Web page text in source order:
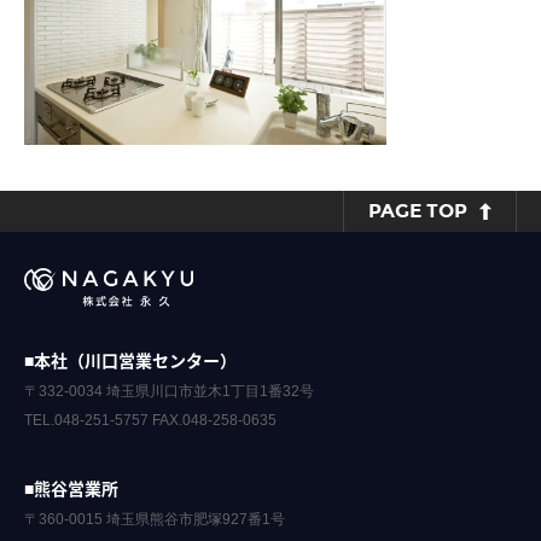
PAGE TOP
■本社（川口営業センター）
〒332-0034 埼玉県川口市並木1丁目1番32号
TEL.048-251-5757 FAX.048-258-0635
■熊谷営業所
〒360-0015 埼玉県熊谷市肥塚927番1号